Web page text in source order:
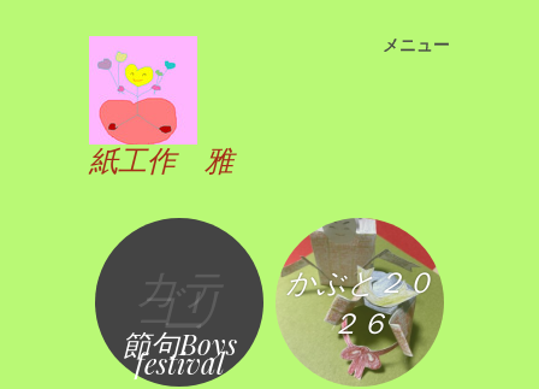
紙工作 雅
メニュー
ン
テ
ン
ツ
ッ
プ
カテ
ゴリ
ー
節句Boys
festival
かぶと２０
２６